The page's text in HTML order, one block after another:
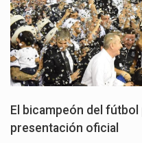
El bicampeón del fútbol
presentación oficial